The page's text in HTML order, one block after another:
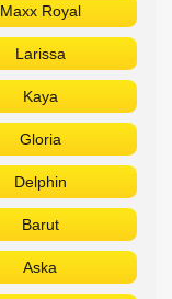
Maxx Royal
Larissa
Kaya
Gloria
Delphin
Barut
Aska